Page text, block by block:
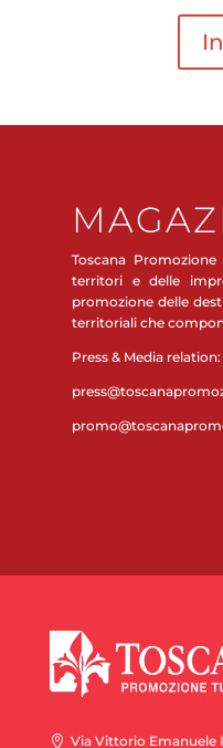
Toscana
territori e delle
promozione delle
territoriali che
Press & Media relation:
 Via Vittorio Emanuele